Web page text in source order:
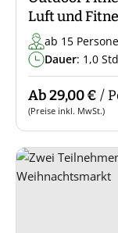
Luft und
ab 15
Dauer: 1,0
Ab 29,00 € /
(Preise inkl. MwSt.)